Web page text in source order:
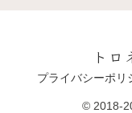
トロ
プライバシーポリ
© 2018-